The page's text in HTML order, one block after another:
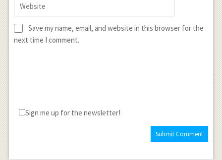
Save my name, email, and website in this browser for the
next time I comment.
Sign me up for the newsletter!